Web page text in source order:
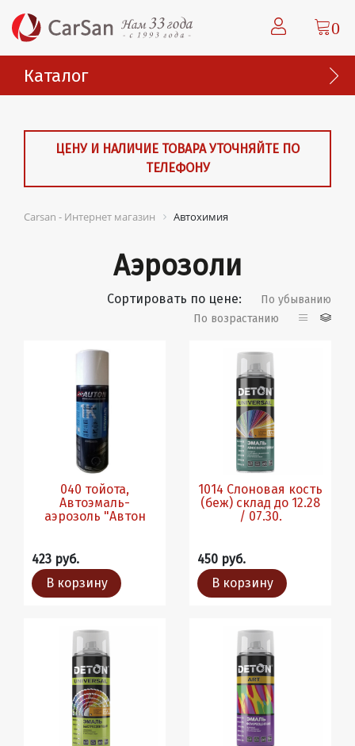
0
Каталог
ЦЕНУ И НАЛИЧИЕ ТОВАРА УТОЧНЯЙТЕ ПО
ТЕЛЕФОНУ
Carsan - Интернет магазин Автохимия
Аэрозоли
Сортировать по цене:
По убыванию
По возрастанию
040 тойота,
Автоэмаль-
аэрозоль "Автон
423 руб.
В корзину
1014 Слоновая кость
(беж) склад до 12.28
/ 07.30.
450 руб.
В корзину